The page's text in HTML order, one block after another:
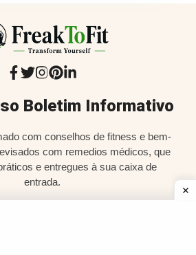
Boletim Informativo
com conselhos de fitness e bem-
com remedios médicos, que
e entregues à sua caixa de
entrada.